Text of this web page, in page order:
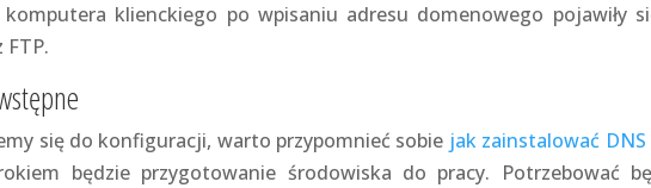
komputera klienckiego po wpisaniu adresu domenowego pojawiły
FTP.
się do konfiguracji, warto przypomnieć sobie jak zainstalować DNS
będzie przygotowanie środowiska do pracy. Potrzebować